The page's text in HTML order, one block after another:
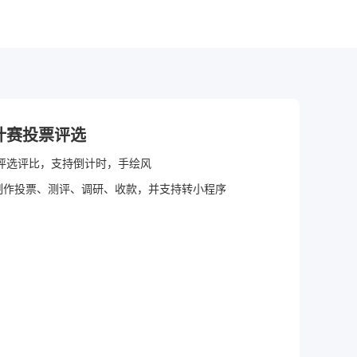
赛投票评选
选评比，支持倒计时，手绘风
投票、测评、调研、收款，并支持转小程序